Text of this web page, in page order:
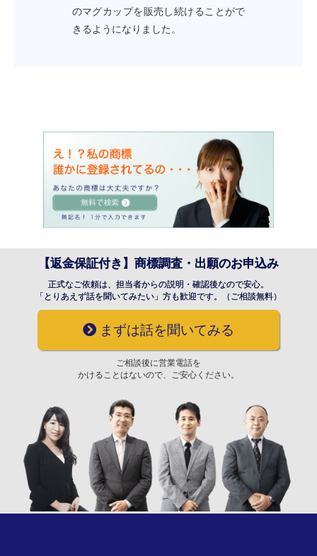
のマグカップを販売し続けることがで
きるようになりました。
【返金保証付き】商標調査・出願のお申込み
正式なご依頼は、担当者からの説明・確認後なので安心。
「とりあえず話を聞いてみたい」方も歓迎です。（ご相談無料）
まずは話を聞いてみる
ご相談後に営業電話を
かけることはないので、ご安心ください。